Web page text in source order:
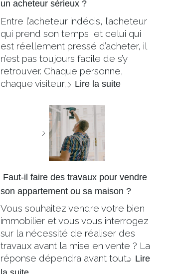
un acheteur sérieux ?
Entre l’acheteur indécis, l’acheteur
qui prend son temps, et celui qui
est réellement pressé d’acheter, il
n’est pas toujours facile de s’y
retrouver. Chaque personne,
chaque visiteur,… Lire la suite
Faut-il faire des travaux pour vendre
son appartement ou sa maison ?
Vous souhaitez vendre votre bien
immobilier et vous vous interrogez
sur la nécessité de réaliser des
travaux avant la mise en vente ? La
réponse dépendra avant tout… Lire